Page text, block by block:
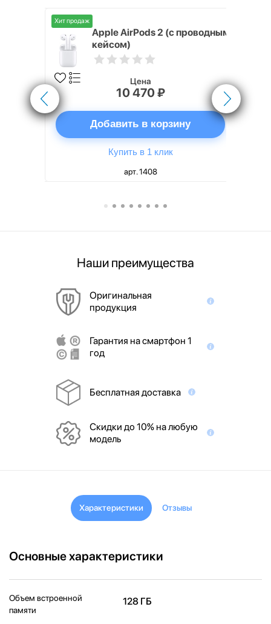
Хит продаж
Apple AirPods 2 (с проводным
кейсом)
Цена
10 470 ₽
Добавить в корзину
Купить в 1 клик
арт. 1408
Наши преимущества
Оригинальная
продукция
Гарантия на смартфон 1
год
Бесплатная доставка
Скидки до 10% на любую
модель
Характеристики Отзывы
Основные характеристики
Объем встроенной
памяти
128 ГБ